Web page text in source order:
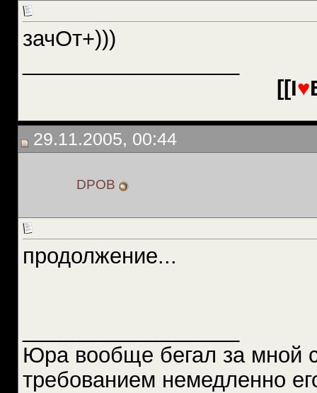
зачОт+)))
[[I♥
29.11.2005, 00:44
DPOB
продолжение...
Юра вообще бегал за мной
требованием немедленно